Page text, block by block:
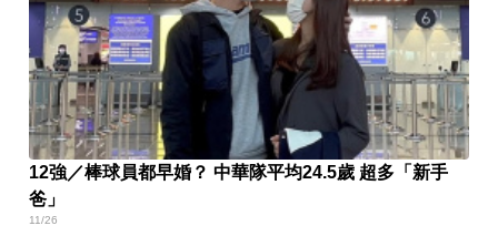
12強／棒球員都早婚？ 中華隊平均24.5歲 超多「新手
爸」
11/26